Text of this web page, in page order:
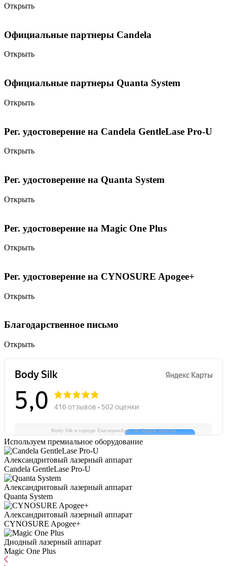
Открыть
Официальные партнеры Candela
Открыть
Официальные партнеры Quanta System
Открыть
Рег. удостоверение на Candela GentleLase Pro-U
Открыть
Рег. удостоверение на Quanta System
Открыть
Рег. удостоверение на Magic One Plus
Открыть
Рег. удостоверение на CYNOSURE Apogee+
Открыть
Благодарственное письмо
Открыть
Body Silk в городе Екатеринбург на Яндекс.Картах
Используем премиальное оборудование
Александритовый лазерный аппарат
Candela GentleLase Pro-U
Александритовый лазерный аппарат
Quanta System
Александритовый лазерный аппарат
CYNOSURE Apogee+
Диодный лазерный аппарат
Magic One Plus